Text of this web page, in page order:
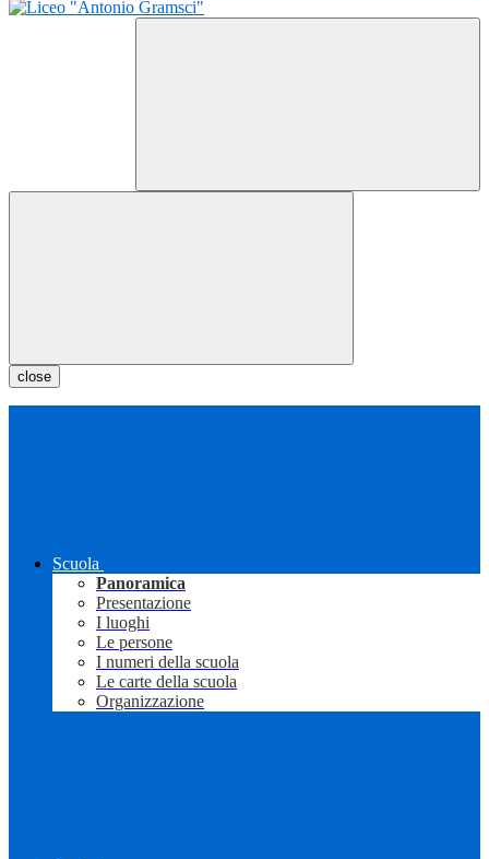
close
Scuola
Panoramica
Presentazione
I luoghi
Le persone
I numeri della scuola
Le carte della scuola
Organizzazione